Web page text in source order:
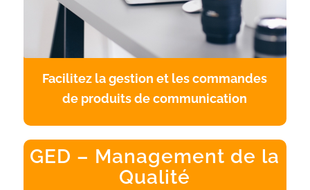
Facilitez la gestion et les commandes
de produits de communication
GED – Management de la
Qualité